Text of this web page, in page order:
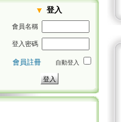
登入
會員名稱
登入密碼
會員註冊 自動登入